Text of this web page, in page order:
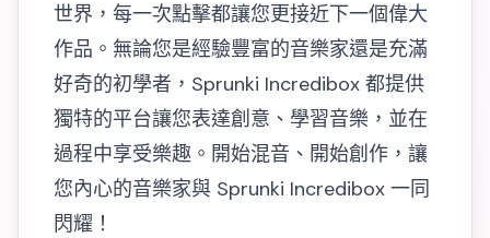
世界，每一次點擊都讓您更接近下一個偉大
作品。無論您是經驗豐富的音樂家還是充滿
好奇的初學者，Sprunki Incredibox 都提供
獨特的平台讓您表達創意、學習音樂，並在
過程中享受樂趣。開始混音、開始創作，讓
您內心的音樂家與 Sprunki Incredibox 一同
閃耀！